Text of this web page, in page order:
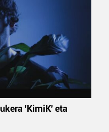
'KimiK' eta